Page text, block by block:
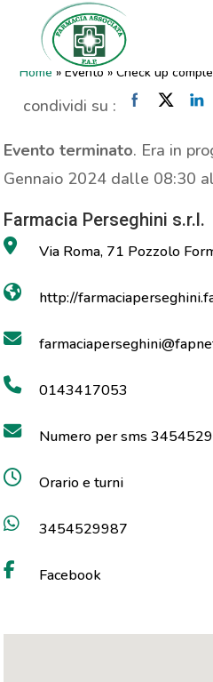
AREA
Check up
sangue
Home »Evento »Check up
condividi su :
Evento terminato. Era in
Gennaio 2024 dalle 08:30
Farmacia Perseghini s.r.l.
Via Roma, 71 Pozzolo
http://
0143417053
Numero per sms
Orario e turni
3454529987
Facebook